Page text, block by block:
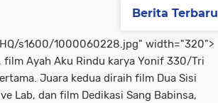
s1600/1000060228.jpg" width="320">
film Ayah Aku Rindu karya Yonif 330/Tri
Juara kedua diraih film Dua Sisi
Lab, dan film Dedikasi Sang Babinsa,
Berita Terbaru